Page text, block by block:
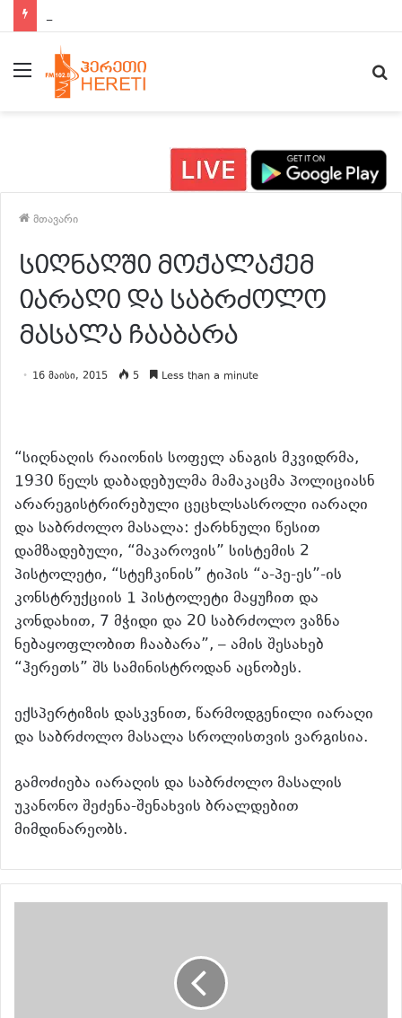
მენიუ
მთავარი
სიღნაღში მოქალაქემ
იარაღი და საბრძოლო
მასალა ჩააბარა
16 მაისი, 2015 5 Less than a minute
“სიღნაღის რაიონის სოფელ ანაგის მკვიდრმა,
1930 წელს დაბადებულმა მამაკაცმა პოლიციასნ
არარეგისტრირებული ცეცხლსასროლი იარაღი
და საბრძოლო მასალა: ქარხნული წესით
დამზადებული, “მაკაროვის” სისტემის 2
პისტოლეტი, “სტეჩკინის” ტიპის “ა-პე-ეს”-ის
კონსტრუქციის 1 პისტოლეტი მაყუჩით და
კონდახით, 7 მჭიდი და 20 საბრძოლო ვაზნა
ნებაყოფლობით ჩააბარა”, – ამის შესახებ
“ჰერეთს” შს სამინისტროდან აცნობეს.
ექსპერტიზის დასკვნით, წარმოდგენილი იარაღი
და საბრძოლო მასალა სროლისთვის ვარგისია.
გამოძიება იარაღის და საბრძოლო მასალის
უკანონო შეძენა-შენახვის ბრალდებით
მიმდინარეობს.